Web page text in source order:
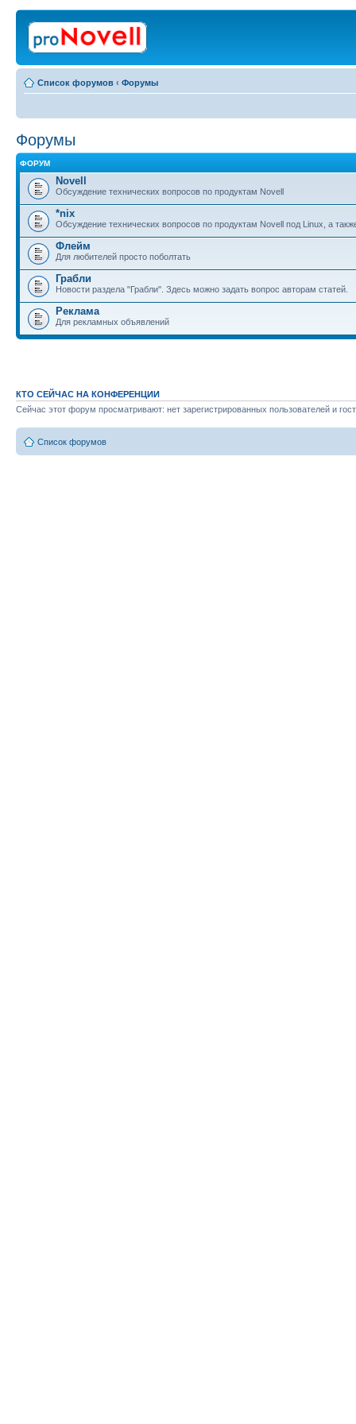
Список форумов ‹ Форумы
Форумы
ФОРУМ
Novell
Обсуждение технических вопросов по продуктам Novell
*nix
Обсуждение технических вопросов по продуктам Novell под Linux, а
Флейм
Для любителей просто поболтать
Грабли
Новости раздела "Грабли". Здесь можно задать вопрос авторам статей.
Реклама
Для рекламных объявлений
КТО СЕЙЧАС НА КОНФЕРЕНЦИИ
Сейчас этот форум просматривают: нет зарегистрированных пользователей и
Список форумов